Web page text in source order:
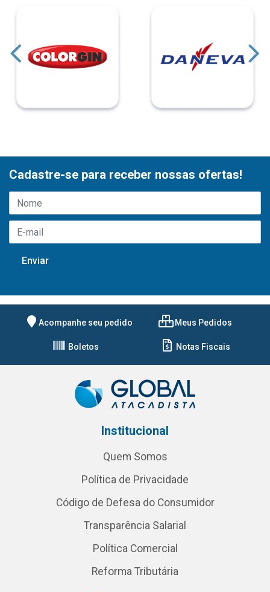
Cadastre-se para receber nossas ofertas!
Acompanhe seu pedido Meus Pedidos
Boletos Notas Fiscais
Institucional
Quem Somos
Política de Privacidade
Código de Defesa do Consumidor
Transparência Salarial
Política Comercial
Reforma Tributária